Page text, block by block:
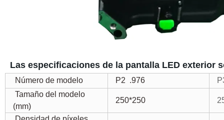
Las especificaciones de la pantalla LED exterior
Número de modelo P2 .976
Tamaño del modelo
(mm)
250*250